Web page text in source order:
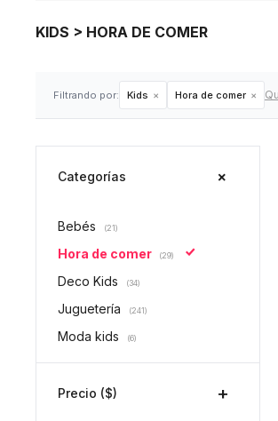
KIDS > HORA DE COMER
Filtrando por: Kids Hora de comer
Categorías
Bebés (21)
Hora de comer (29)
Deco Kids (34)
Juguetería (241)
Moda kids (6)
Precio ($)